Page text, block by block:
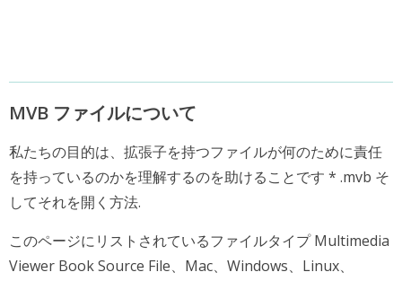
MVB ファイルについて
私たちの目的は、拡張子を持つファイルが何のために責任
を持っているのかを理解するのを助けることです * .mvb そ
してそれを開く方法.
このページにリストされているファイルタイプ Multimedia
Viewer Book Source File、Mac、Windows、Linux、